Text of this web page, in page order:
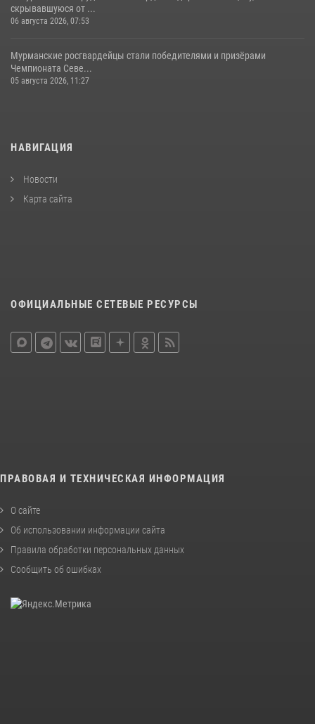
скрывавшуюся от ...
06 августа 2026, 07:53
Мурманские росгвардейцы стали победителями и призёрами
Чемпионата Севе...
05 августа 2026, 11:27
НАВИГАЦИЯ
Новости
Карта сайта
ОФИЦИАЛЬНЫЕ СЕТЕВЫЕ РЕСУРСЫ
ПРАВОВАЯ И ТЕХНИЧЕСКАЯ ИНФОРМАЦИЯ
О сайте
Об использовании информации сайта
Правила обработки персональных данных
Сообщить об ошибках